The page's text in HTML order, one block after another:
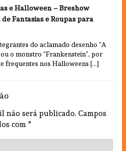
e Halloween – Breshow
Fantasias e Roupas para
do aclamado desenho ”A
o monstro “Frankenstein”, por
frequentes nos Halloweens […]
não será publicado. Campos
com *